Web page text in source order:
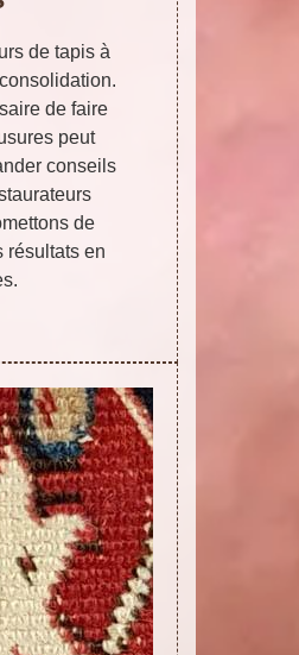
de tapis à
de faire
peut
conseils
de
résultats en